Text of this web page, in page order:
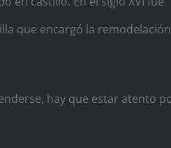
que encargó la remodelación
hay que estar atento